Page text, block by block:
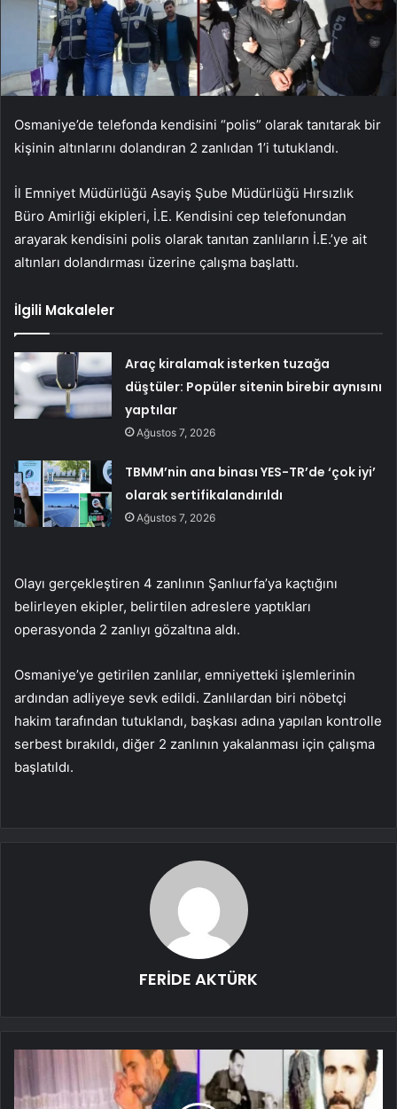
Osmaniye’de telefonda kendisini “polis” olarak tanıtarak bir
kişinin altınlarını dolandıran 2 zanlıdan 1’i tutuklandı.
İl Emniyet Müdürlüğü Asayiş Şube Müdürlüğü Hırsızlık
Büro Amirliği ekipleri, İ.E. Kendisini cep telefonundan
arayarak kendisini polis olarak tanıtan zanlıların İ.E.’ye ait
altınları dolandırması üzerine çalışma başlattı.
İlgili Makaleler
Araç kiralamak isterken tuzağa
düştüler: Popüler sitenin birebir aynısını
yaptılar
Ağustos 7, 2026
TBMM’nin ana binası YES-TR’de ‘çok iyi’
olarak sertifikalandırıldı
Ağustos 7, 2026
Olayı gerçekleştiren 4 zanlının Şanlıurfa’ya kaçtığını
belirleyen ekipler, belirtilen adreslere yaptıkları
operasyonda 2 zanlıyı gözaltına aldı.
Osmaniye’ye getirilen zanlılar, emniyetteki işlemlerinin
ardından adliyeye sevk edildi. Zanlılardan biri nöbetçi
hakim tarafından tutuklandı, başkası adına yapılan kontrolle
serbest bırakıldı, diğer 2 zanlının yakalanması için çalışma
başlatıldı.
FERİDE AKTÜRK